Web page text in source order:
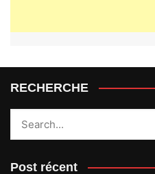
RECHERCHE
Post récent